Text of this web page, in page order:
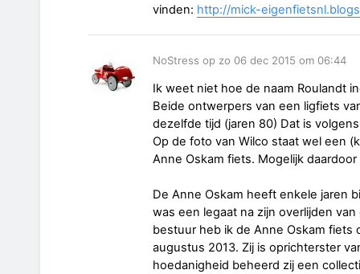
vinden: http://mick-
NoStress op zo 06 dec 2015 om 06:44
Ik weet niet hoe de naam Roulandt
Beide ontwerpers van een ligfiets
dezelfde tijd (jaren 80) Dat is
Op de foto van Wilco staat wel een
Anne Oskam fiets. Mogelijk
De Anne Oskam heeft enkele jaren
was een legaat na zijn overlijden
bestuur heb ik de Anne Oskam fiets
augustus 2013. Zij is oprichterster
hoedanigheid beheerd zij een